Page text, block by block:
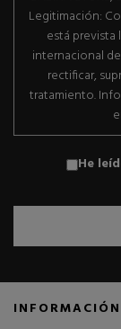
Legitimación:
está
internacional
rectificar,
tratamiento.
He
INFORMACIÓN